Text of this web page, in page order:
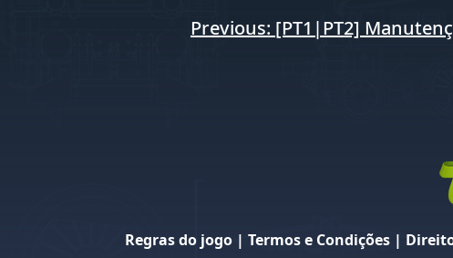
Navegação
Previous: [PT1|PT2]
Regras do jogo | Termos e Condições |